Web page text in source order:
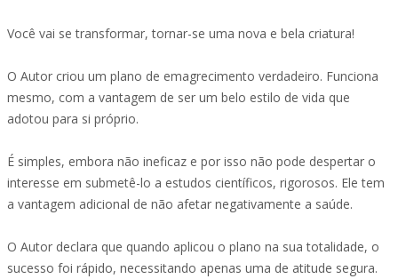
Você vai se transformar, tornar-se uma nova e bela criatura!
O Autor criou um plano de emagrecimento verdadeiro. Funciona
mesmo, com a vantagem de ser um belo estilo de vida que
adotou para si próprio.
É simples, embora não ineficaz e por isso não pode despertar o
interesse em submetê-lo a estudos científicos, rigorosos. Ele tem
a vantagem adicional de não afetar negativamente a saúde.
O Autor declara que quando aplicou o plano na sua totalidade, o
sucesso foi rápido, necessitando apenas uma de atitude segura.